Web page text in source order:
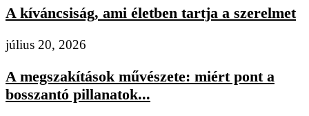
A kíváncsiság, ami életben tartja a szerelmet
július 20, 2026
A megszakítások művészete: miért pont a
bosszantó pillanatok...